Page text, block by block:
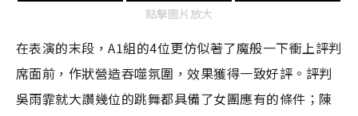
點擊圖片放大
在表演的末段，A1組的4位更仿似著了魔般一下衝上評判
席面前，作狀營造吞噬氛圍，效果獲得一致好評。評判
吳雨霏就大讚幾位的跳舞都具備了女團應有的條件；陳